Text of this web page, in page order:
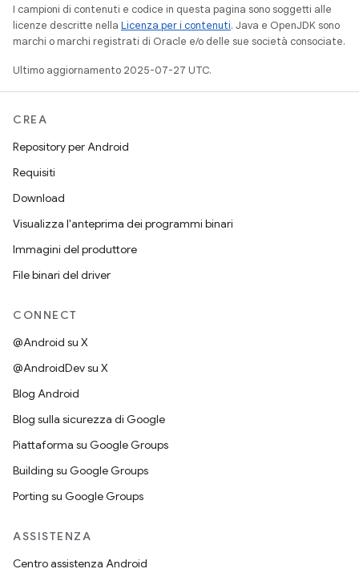
I campioni di contenuti e codice in questa pagina sono soggetti alle
licenze descritte nella Licenza per i contenuti. Java e OpenJDK sono
marchi o marchi registrati di Oracle e/o delle sue società consociate.
Ultimo aggiornamento 2025-07-27 UTC.
CREA
Repository per Android
Requisiti
Download
Visualizza l'anteprima dei programmi binari
Immagini del produttore
File binari del driver
CONNECT
@Android su X
@AndroidDev su X
Blog Android
Blog sulla sicurezza di Google
Piattaforma su Google Groups
Building su Google Groups
Porting su Google Groups
ASSISTENZA
Centro assistenza Android